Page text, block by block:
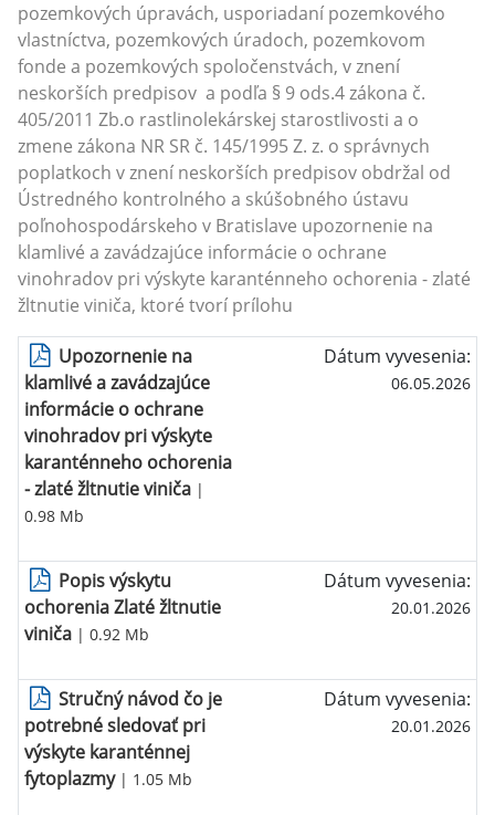
pozemkových úpravách, usporiadaní pozemkového
vlastníctva, pozemkových úradoch, pozemkovom
fonde a pozemkových spoločenstvách, v znení
neskorších predpisov a podľa § 9 ods.4 zákona č.
405/2011 Zb.o rastlinolekárskej starostlivosti a o
zmene zákona NR SR č. 145/1995 Z. z. o správnych
poplatkoch v znení neskorších predpisov obdržal od
Ústredného kontrolného a skúšobného ústavu
poľnohospodárskeho v Bratislave upozornenie na
klamlivé a zavádzajúce informácie o ochrane
vinohradov pri výskyte karanténneho ochorenia - zlaté
žltnutie viniča, ktoré tvorí prílohu
Upozornenie na
klamlivé a zavádzajúce
informácie o ochrane
vinohradov pri výskyte
karanténneho ochorenia
- zlaté žltnutie viniča |
0.98 Mb
Dátum vyvesenia:
06.05.2026
Popis výskytu
ochorenia Zlaté žltnutie
viniča | 0.92 Mb
Dátum vyvesenia:
20.01.2026
Stručný návod čo je
potrebné sledovať pri
výskyte karanténnej
fytoplazmy| 1.05 Mb
Dátum vyvesenia:
20.01.2026